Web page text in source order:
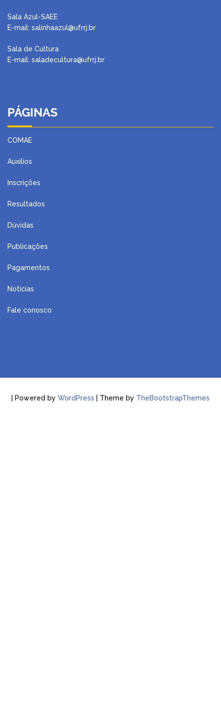
Sala Azul-SAEE
E-mail: salinhaazul@ufrrj.br
Sala de Cultura
E-mail: saladecultura@ufrrj.br
PÁGINAS
COMAE
Auxilios
Inscrições
Resultados
Dúvidas
Publicações
Pagamentos
Notícias
Fale conosco
| Powered by WordPress | Theme by TheBootstrapThemes